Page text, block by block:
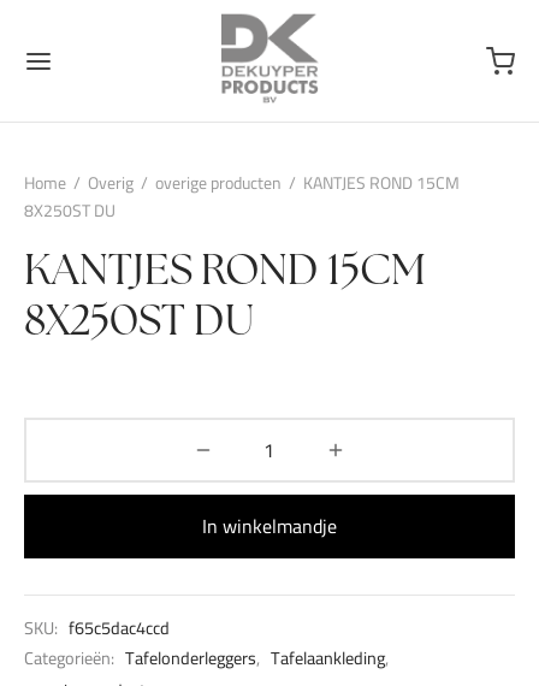
Home / Overig / overige producten / KANTJES ROND 15CM
8X250ST DU
KANTJES ROND 15CM
8X250ST DU
In winkelmandje
SKU: f65c5dac4ccd
Categorieën: Tafelonderleggers, Tafelaankleding,